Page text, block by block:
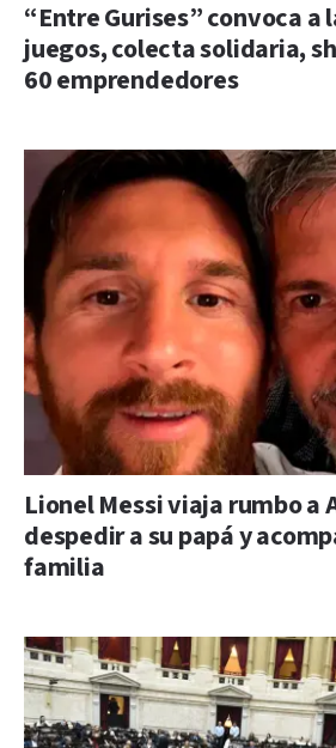
“Entre Gurises” convoca a
juegos, colecta solidaria,
60 emprendedores
Lionel Messi viaja rumbo a
despedir a su papá y
familia